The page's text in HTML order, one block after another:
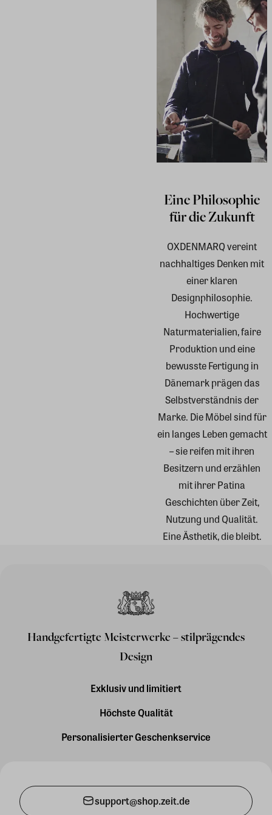
Eine Philosophie
für die Zukunft
OXDENMARQ vereint
nachhaltiges Denken mit
einer klaren
Designphilosophie.
Hochwertige
Naturmaterialien, faire
Produktion und eine
bewusste Fertigung in
Dänemark prägen das
Selbstverständnis der
Marke. Die Möbel sind für
ein langes Leben gemacht
– sie reifen mit ihren
Besitzern und erzählen
mit ihrer Patina
Geschichten über Zeit,
Nutzung und Qualität.
Eine Ästhetik, die bleibt.
Handgefertigte Meisterwerke – stilprägendes
Design
Exklusiv und limitiert
Höchste Qualität
Personalisierter Geschenkservice
support@shop.zeit.de